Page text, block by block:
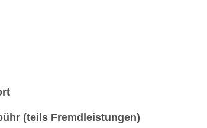
(teils Fremdleistungen)